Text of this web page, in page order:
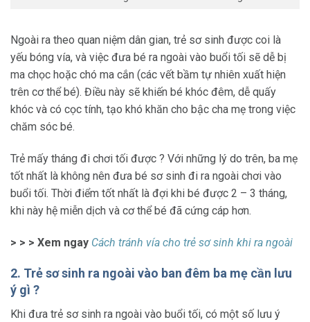
Ngoài ra theo quan niệm dân gian, trẻ sơ sinh được coi là
yếu bóng vía, và việc đưa bé ra ngoài vào buổi tối sẽ dễ bị
ma chọc hoặc chó ma cắn (các vết bầm tự nhiên xuất hiện
trên cơ thể bé). Điều này sẽ khiến bé khóc đêm, dễ quấy
khóc và có cọc tính, tạo khó khăn cho bậc cha mẹ trong việc
chăm sóc bé.
Trẻ mấy tháng đi chơi tối được ? Với những lý do trên, ba mẹ
tốt nhất là không nên đưa bé sơ sinh đi ra ngoài chơi vào
buổi tối. Thời điểm tốt nhất là đợi khi bé được 2 – 3 tháng,
khi này hệ miễn dịch và cơ thể bé đã cứng cáp hơn.
> > > Xem ngay Cách tránh vía cho trẻ sơ sinh khi ra ngoài
2. Trẻ sơ sinh ra ngoài vào ban đêm ba mẹ cần lưu
ý gì ?
Khi đưa trẻ sơ sinh ra ngoài vào buổi tối, có một số lưu ý